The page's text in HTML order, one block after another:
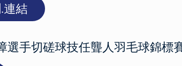
連結
選手切磋球技任聾人羽毛球錦標